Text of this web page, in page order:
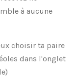
à aucune
choisir ta paire
dans l'onglet